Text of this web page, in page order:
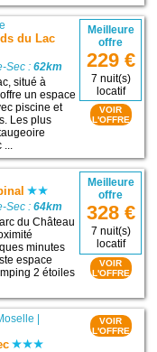
du Lac
Sec :62km
situé à
un espace
piscine et
Les plus
...
Meilleure
offre
229 €
7 nuit(s)
locatif
VOIR
L'OFFRE
Sec :64km
du Château
minutes
espace
2 étoiles
Meilleure
offre
328 €
7 nuit(s)
locatif
VOIR
L'OFFRE
|
VOIR
L'OFFRE